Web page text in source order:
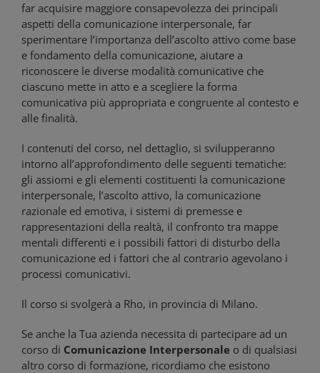
far acquisire maggiore consapevolezza dei principali
aspetti della comunicazione interpersonale, far
sperimentare l’importanza dell’ascolto attivo come base
e fondamento della comunicazione, aiutare a
riconoscere le diverse modalità comunicative che
ciascuno mette in atto e a scegliere la forma
comunicativa più appropriata e congruente al contesto e
alle finalità.
I contenuti del corso, nel dettaglio, si svilupperanno
intorno all’approfondimento delle seguenti tematiche:
gli assiomi e gli elementi costituenti la comunicazione
interpersonale, l’ascolto attivo, la comunicazione
razionale ed emotiva, i sistemi di premesse e
rappresentazioni della realtà, il confronto tra mappe
mentali differenti e i possibili fattori di disturbo della
comunicazione ed i fattori che al contrario agevolano i
processi comunicativi.
Il corso si svolgerà a Rho, in provincia di Milano.
Se anche la Tua azienda necessita di partecipare ad un
corso di Comunicazione Interpersonale o di qualsiasi
altro corso di formazione, ricordiamo che esistono